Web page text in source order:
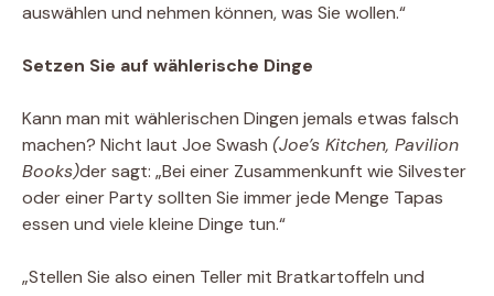
auswählen und nehmen können, was Sie wollen.“
Setzen Sie auf wählerische Dinge
Kann man mit wählerischen Dingen jemals etwas falsch
machen? Nicht laut Joe Swash (Joe’s Kitchen, Pavilion
Books)der sagt: „Bei einer Zusammenkunft wie Silvester
oder einer Party sollten Sie immer jede Menge Tapas
essen und viele kleine Dinge tun.“
„Stellen Sie also einen Teller mit Bratkartoffeln und